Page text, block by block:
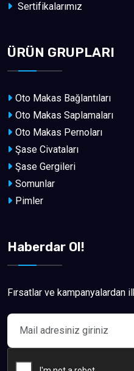
Sertifikalarımız
ÜRÜN GRUPLARI
Oto Makas Bağlantıları
Oto Makas Saplamaları
Oto Makas Pernoları
Şase Civataları
Şase Gergileri
Somunlar
Pimler
Haberdar Ol!
Fırsatlar ve kampanyalardan